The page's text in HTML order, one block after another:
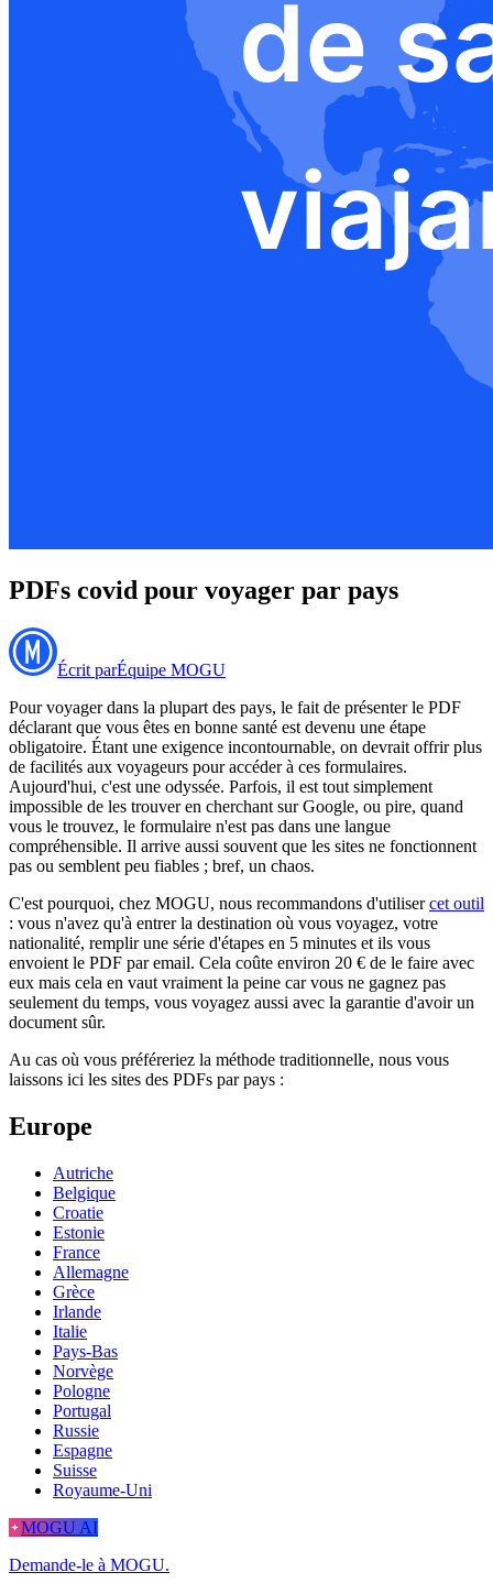
PDFs covid pour voyager par pays
Écrit parÉquipe MOGU
Pour voyager dans la plupart des pays, le fait de présenter le PDF
déclarant que vous êtes en bonne santé est devenu une étape
obligatoire. Étant une exigence incontournable, on devrait offrir plus
de facilités aux voyageurs pour accéder à ces formulaires.
Aujourd'hui, c'est une odyssée. Parfois, il est tout simplement
impossible de les trouver en cherchant sur Google, ou pire, quand
vous le trouvez, le formulaire n'est pas dans une langue
compréhensible. Il arrive aussi souvent que les sites ne fonctionnent
pas ou semblent peu fiables ; bref, un chaos.
C'est pourquoi, chez MOGU, nous recommandons d'utilisercet outil
: vous n'avez qu'à entrer la destination où vous voyagez, votre
nationalité, remplir une série d'étapes en 5 minutes et ils vous
envoient le PDF par email. Cela coûte environ 20 € de le faire avec
eux mais cela en vaut vraiment la peine car vous ne gagnez pas
seulement du temps, vous voyagez aussi avec la garantie d'avoir un
document sûr.
Au cas où vous préféreriez la méthode traditionnelle, nous vous
laissons ici les sites des PDFs par pays :
Europe
Autriche
Belgique
Croatie
Estonie
France
Allemagne
Grèce
Irlande
Italie
Pays-Bas
Norvège
Pologne
Portugal
Russie
Espagne
Suisse
Royaume-Uni
MOGU AI
Demande-le à MOGU.